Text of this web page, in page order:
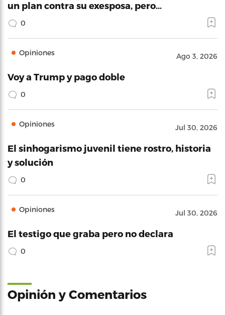
un plan contra su exesposa, pero…
0
Opiniones Ago 3, 2026
Voy a Trump y pago doble
0
Opiniones Jul 30, 2026
El sinhogarismo juvenil tiene rostro, historia
y solución
0
Opiniones Jul 30, 2026
El testigo que graba pero no declara
0
Opinión y Comentarios